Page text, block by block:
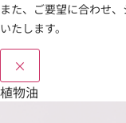
また、ご要望に合わせ
いたします。
×
植物油